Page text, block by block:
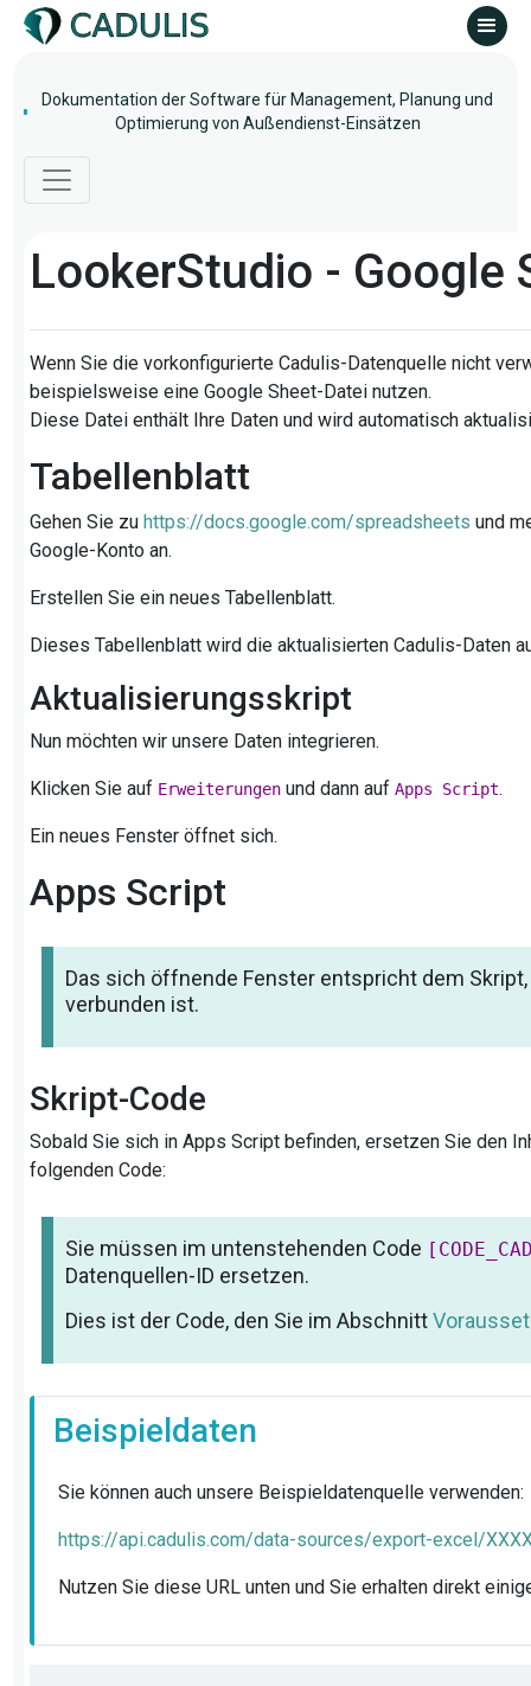
Dokumentation der Software für Management, Planung und
Optimierung von Außendienst-Einsätzen
LookerStudio - Google
Wenn Sie die vorkonfigurierte Cadulis-Datenquelle nicht
beispielsweise eine Google Sheet-Datei nutzen.
Diese Datei enthält Ihre Daten und wird automatisch
Tabellenblatt
Gehen Sie zuhttps://docs.google.com/spreadsheets und
Google-Konto an.
Erstellen Sie ein neues Tabellenblatt.
Dieses Tabellenblatt wird die aktualisierten Cadulis-Daten
Aktualisierungsskript
Nun möchten wir unsere Daten integrieren.
Klicken Sie auf Erweiterungen und dann aufApps Script.
Ein neues Fenster öffnet sich.
Apps Script
Das sich öffnende Fenster entspricht dem
verbunden ist.
Skript-Code
Sobald Sie sich in Apps Script befinden, ersetzen Sie den
folgenden Code:
Sie müssen im untenstehenden Code
Datenquellen-ID ersetzen.
Dies ist der Code, den Sie im Abschnitt
Beispieldaten
Sie können auch unsere Beispieldatenquelle verwenden:
https://api.cadulis.com/data-sources/export-excel/
Nutzen Sie diese URL unten und Sie erhalten direkt